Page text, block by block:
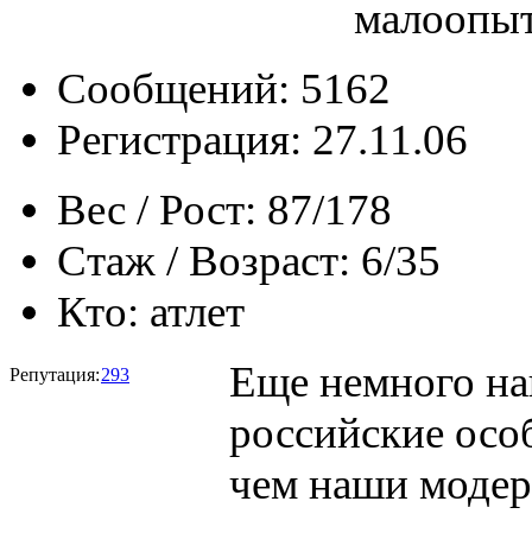
Сообщений: 5162
Регистрация: 27.11.06
Вес / Рост: 87/178
Стаж / Возраст: 6/35
Кто: атлет
Репутация:293
Еще немного
российские
чем наши